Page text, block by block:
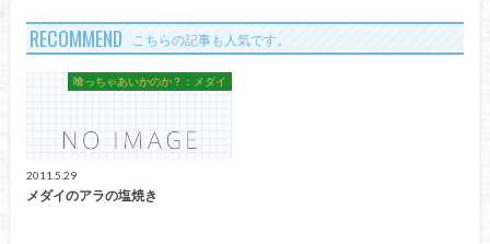
RECOMMEND こちらの記事も人気です。
喰っちゃあいかのか？：メダイ
2011.5.29
メダイのアラの塩焼き